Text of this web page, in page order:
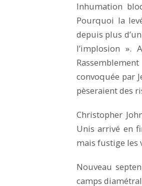
Inhumation
Pourquoi la
depuis plus
l’implosion ».
convoquée par
pèseraient des
Christopher
Unis arrivé en
mais fustige les
Nouveau
camps